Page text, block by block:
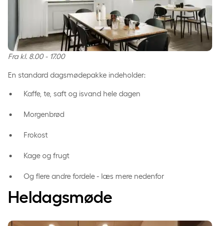
Fra kl. 8.00 - 17.00
En standard dagsmødepakke indeholder:
Kaffe, te, saft og isvand hele dagen
Morgenbrød
Frokost
Kage og frugt
Og flere andre fordele - læs mere nedenfor
Heldagsmøde